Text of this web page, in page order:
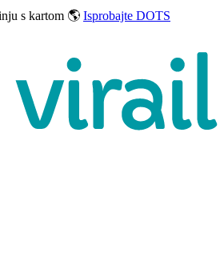
s kartom 🌎 Isprobajte DOTS